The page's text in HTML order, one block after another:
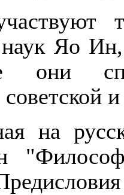
наук Яо
советской
на